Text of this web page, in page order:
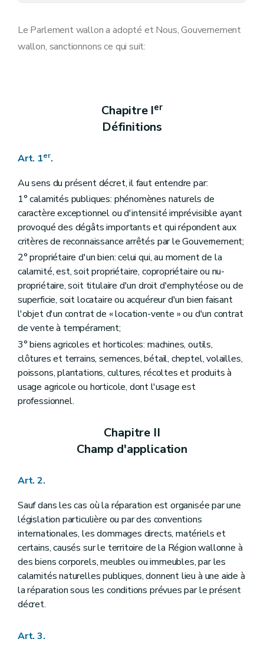
Art. 13
Art. 15
Art. 22
Art. 23
Art. 24
Chapitre IX Dispositions finales et abrogatoires
Art. 25
Art. 26
Le Parlement wallon a adopté et Nous, Gouvernement
wallon, sanctionnons ce qui suit:
Chapitre Ier
Définitions
Art. 1er.
Au sens du présent décret, il faut entendre par:
1° calamités publiques: phénomènes naturels de
caractère exceptionnel ou d'intensité imprévisible ayant
provoqué des dégâts importants et qui répondent aux
critères de reconnaissance arrêtés par le Gouvernement;
2° propriétaire d'un bien: celui qui, au moment de la
calamité, est, soit propriétaire, copropriétaire ou nu-
propriétaire, soit titulaire d'un droit d'emphytéose ou de
superficie, soit locataire ou acquéreur d'un bien faisant
l'objet d'un contrat de « location-vente » ou d'un contrat
de vente à tempérament;
3° biens agricoles et horticoles: machines, outils,
clôtures et terrains, semences, bétail, cheptel, volailles,
poissons, plantations, cultures, récoltes et produits à
usage agricole ou horticole, dont l'usage est
professionnel.
Chapitre II
Champ d'application
Art. 2.
Sauf dans les cas où la réparation est organisée par une
législation particulière ou par des conventions
internationales, les dommages directs, matériels et
certains, causés sur le territoire de la Région wallonne à
des biens corporels, meubles ou immeubles, par les
calamités naturelles publiques, donnent lieu à une aide à
la réparation sous les conditions prévues par le présent
décret.
Art. 3.